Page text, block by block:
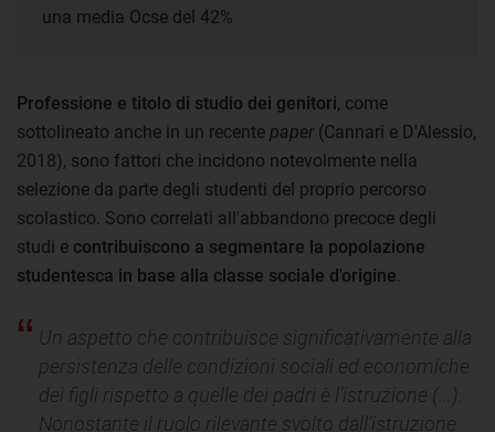
una media Ocse del 42%
Professione e titolo di studio dei genitori, come
sottolineato anche in un recente paper (Cannari e D'Alessio,
2018), sono fattori che incidono notevolmente nella
selezione da parte degli studenti del proprio percorso
scolastico. Sono correlati all'abbandono precoce degli
studi e contribuiscono a segmentare la popolazione
studentesca in base alla classe sociale d'origine
Un aspetto che contribuisce significativamente alla
persistenza delle condizioni sociali ed economiche
dei figli rispetto a quelle dei padri è l’istruzione (...).
Nonostante il ruolo rilevante svolto dall’istruzione